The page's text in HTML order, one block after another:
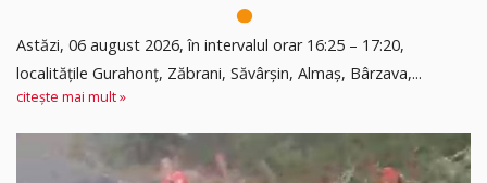
Astăzi, 06 august 2026, în intervalul orar 16:25 – 17:20,
localitățile Gurahonț, Zăbrani, Săvârșin, Almaș, Bârzava,...
citește mai mult »